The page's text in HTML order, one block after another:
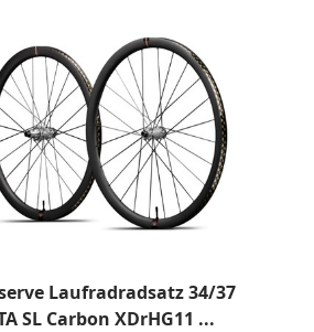
Laufradradsatz 34/37
SL Carbon XDrHG11 ...